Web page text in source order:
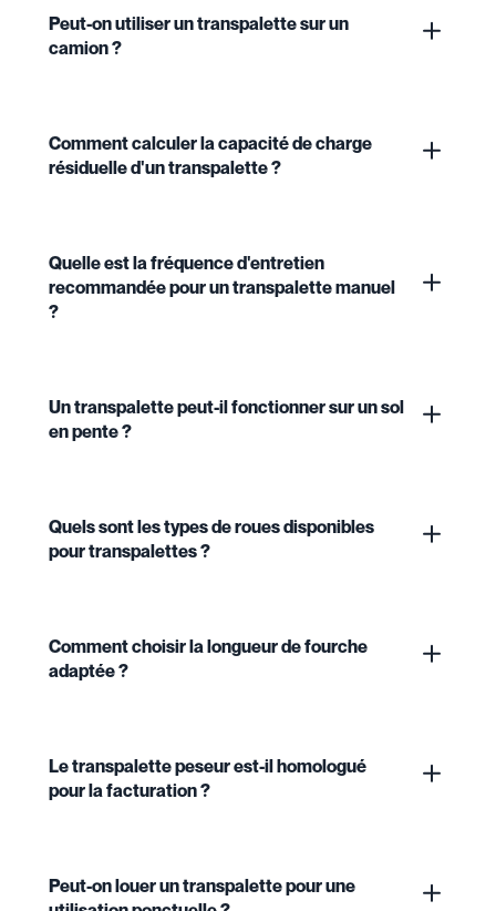
Peut-on utiliser un transpalette sur un
camion ?
Comment calculer la capacité de charge
résiduelle d'un transpalette ?
Quelle est la fréquence d'entretien
recommandée pour un transpalette manuel
?
Un transpalette peut-il fonctionner sur un sol
en pente ?
Quels sont les types de roues disponibles
pour transpalettes ?
Comment choisir la longueur de fourche
adaptée ?
Le transpalette peseur est-il homologué
pour la facturation ?
Peut-on louer un transpalette pour une